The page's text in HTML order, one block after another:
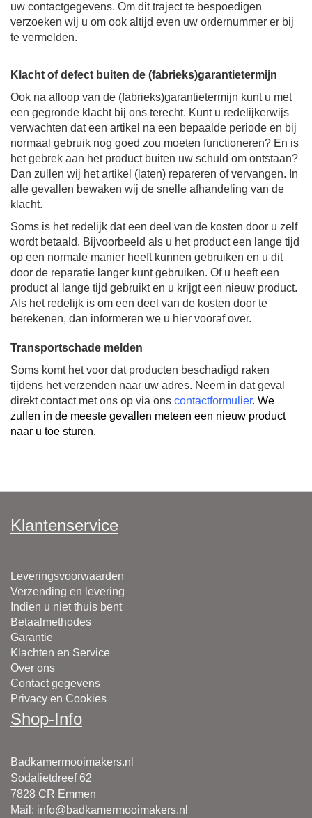
uw contactgegevens. Om dit traject te bespoedigen
verzoeken wij u om ook altijd even uw ordernummer er bij
te vermelden.
Klacht of defect buiten de (fabrieks)garantietermijn
Ook na afloop van de (fabrieks)garantietermijn kunt u met
een gegronde klacht bij ons terecht. Kunt u redelijkerwijs
verwachten dat een artikel na een bepaalde periode en bij
normaal gebruik nog goed zou moeten functioneren? En is
het gebrek aan het product buiten uw schuld om ontstaan?
Dan zullen wij het artikel (laten) repareren of vervangen. In
alle gevallen bewaken wij de snelle afhandeling van de
klacht.
Soms is het redelijk dat een deel van de kosten door u zelf
wordt betaald. Bijvoorbeeld als u het product een lange tijd
op een normale manier heeft kunnen gebruiken en u dit
door de reparatie langer kunt gebruiken. Of u heeft een
product al lange tijd gebruikt en u krijgt een nieuw product.
Als het redelijk is om een deel van de kosten door te
berekenen, dan informeren we u hier vooraf over.
Transportschade melden
Soms komt het voor dat producten beschadigd raken
tijdens het verzenden naar uw adres. Neem in dat geval
direkt contact met ons op via ons contactformulier. We
zullen in de meeste gevallen meteen een nieuw product
naar u toe sturen.
Klantenservice
Leveringsvoorwaarden
Verzending en levering
Indien u niet thuis bent
Betaalmethodes
Garantie
Klachten en Service
Over ons
Contact gegevens
Privacy en Cookies
Shop-Info
Badkamermooimakers.nl
Sodalietdreef 62
7828 CR Emmen
Mail : info@badkamermooimakers.nl